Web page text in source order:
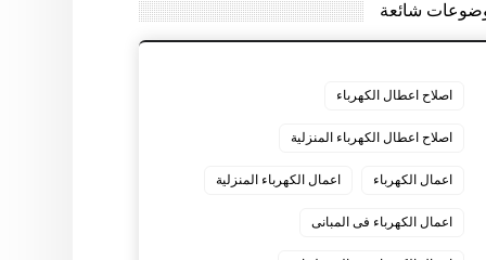
شائعة
اصلاح اعطال الكهرباء
اصلاح اعطال الكهرباء المنزلية
اعمال الكهرباء اعمال الكهرباء المنزلية
اعمال الكهرباء فى المبانى